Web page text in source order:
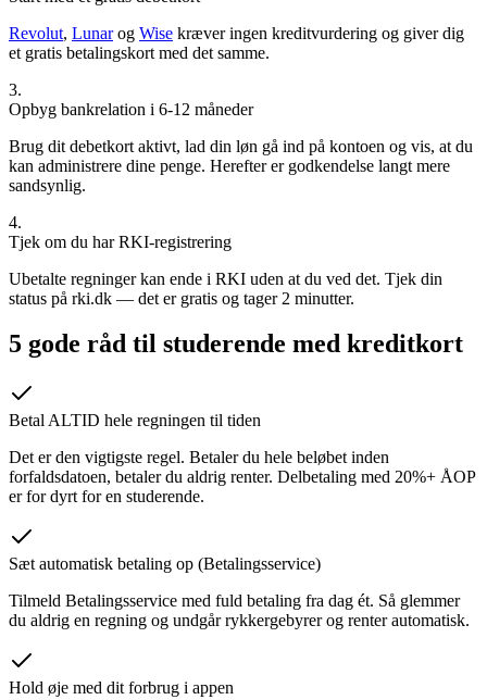
Revolut, Lunarog Wise kræver ingen kreditvurdering og giver dig
et gratis betalingskort med det samme.
3.
Opbyg bankrelation i 6-12 måneder
Brug dit debetkort aktivt, lad din løn gå ind på kontoen og vis, at du
kan administrere dine penge. Herefter er godkendelse langt mere
sandsynlig.
4.
Tjek om du har RKI-registrering
Ubetalte regninger kan ende i RKI uden at du ved det. Tjek din
status på rki.dk — det er gratis og tager 2 minutter.
5 gode råd til studerende med kreditkort
Betal ALTID hele regningen til tiden
Det er den vigtigste regel. Betaler du hele beløbet inden
forfaldsdatoen, betaler du aldrig renter. Delbetaling med 20%+ ÅOP
er for dyrt for en studerende.
Sæt automatisk betaling op (Betalingsservice)
Tilmeld Betalingsservice med fuld betaling fra dag ét. Så glemmer
du aldrig en regning og undgår rykkergebyrer og renter automatisk.
Hold øje med dit forbrug i appen